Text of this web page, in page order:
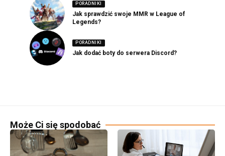
PORADNIKI
Jak sprawdzić swoje MMR w League of
Legends?
PORADNIKI
Jak dodać boty do serwera Discord?
Może Ci się spodobać